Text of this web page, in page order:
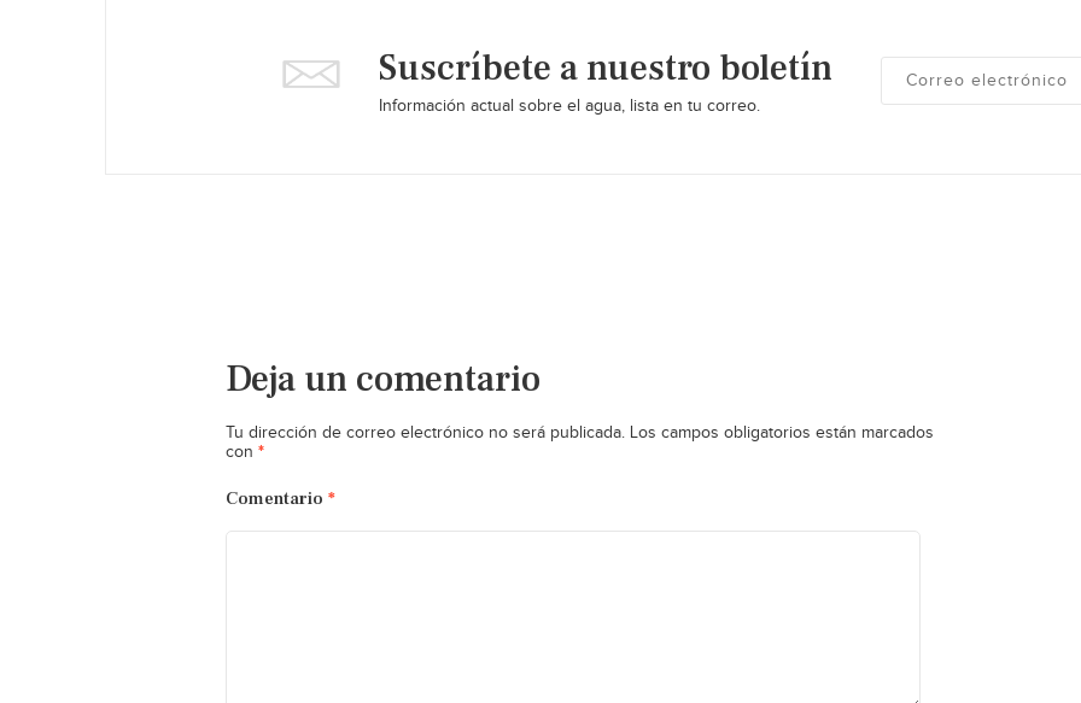
Suscríbete a nuestro boletín
Información actual sobre el agua, lista en tu correo.
Deja un comentario
Tu dirección de correo electrónico no será publicada. Los campos obligatorios están marcados
con *
Comentario *